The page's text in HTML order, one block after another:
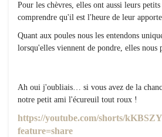
Pour les chèvres, elles ont aussi leurs
comprendre qu'il est l'heure de leur
Quant aux poules nous les entendons
lorsqu'elles viennent de pondre, elles nous
Ah oui j'oubliais… si vous avez de la
notre petit ami l'écureuil tout roux !
https://youtube.com/shorts/
feature=share